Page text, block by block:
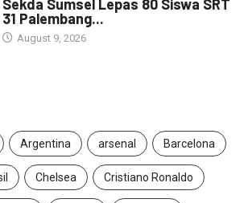
Sekda Sumsel Lepas 80 Siswa SRT
31 Palembang...
August 9, 2026
Argentina arsenal Barcelona
Chelsea Cristiano Ronaldo